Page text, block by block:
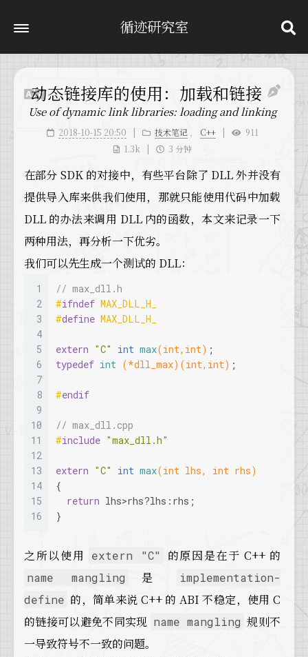
循迹研究室
动态链接库的使用：加载和链接
Use of dynamic link libraries: loading and linking
2018-10-15 20:50 技术笔记 ， C++
911
1.3k
3 分钟
在部分 SDK 的对接中，有些平台除了 DLL 外并没有
提供导入库来供我们使用，那就只能使用代码中加载
DLL 的办法来调用 DLL 内的函数，本文来记录一下
两种用法，再分析一下优劣。
我们可以先生成一个测试的 DLL：
1
2
3
4
5
6
7
8
9
10
11
12
13
14
15
16
// max_dll.h
#ifndef MAX_DLL_H_
#define MAX_DLL_H_
extern "C" int max(int, int) ;
typedef int (*dll_max) (int, int) ;
#endif
// max_dll.cpp
#include "max_dll.h"
extern "C" int max(int lhs, int rhs)
{
return lhs>rhs?lhs:rhs;
}
之所以使用 extern "C" 的原因是在于 C++ 的
name mangling 是
implementation-
define 的，简单来说 C++ 的 ABI 不稳定，使用 C
的链接可以避免不同实现 name mangling 规则不
一导致符号不一致的问题。